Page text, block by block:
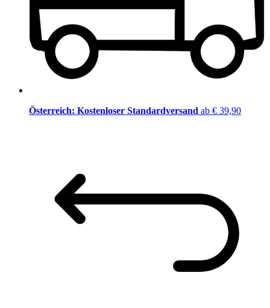
Österreich: Kostenloser Standardversand ab € 39,90